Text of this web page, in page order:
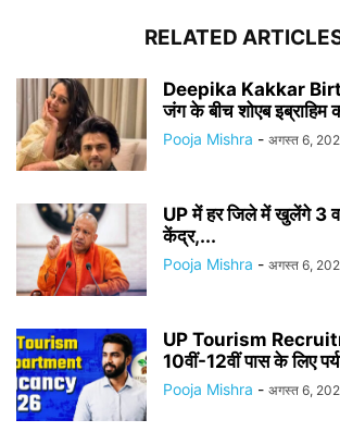
RELATED
Deepika Kakkar
जंग के बीच शोएब इब्राहिम
Pooja Mishra - अगस्त 6,
UP में हर जिले में खुलेंगे 3
केंद्र,...
Pooja Mishra - अगस्त 6,
UP Tourism
10वीं-12वीं पास के लिए
Pooja Mishra - अगस्त 6,